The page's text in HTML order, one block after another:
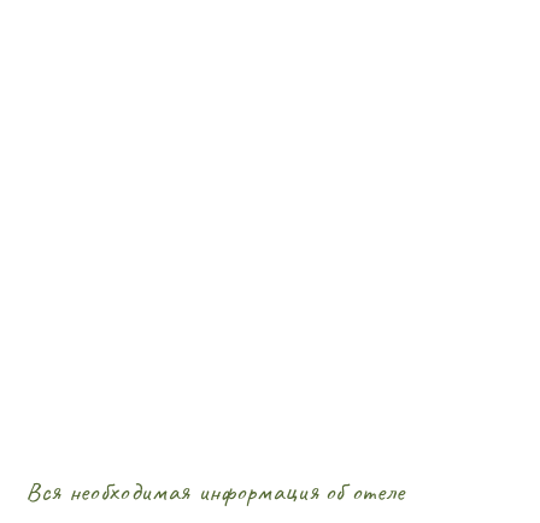
Вся необходимая информация об отеле